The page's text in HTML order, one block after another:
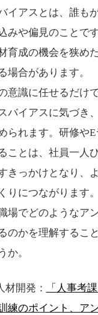
イアスとは、誰も
みや偏見のことで
育成の機会を狭め
場合があります。
意識に任せるだけ
バイアスに気づき
られます。研修や
ことは、社員一人
きっかけとなり、
りにつながります。
場でどのようなア
のかを理解するこ
か。
材開発：
「人事考
練のポイント、ア